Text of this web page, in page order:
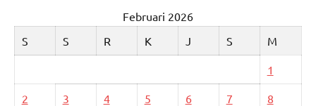
Februari 2026
S
S R K J S M
1
2 3 4 5 6 7 8